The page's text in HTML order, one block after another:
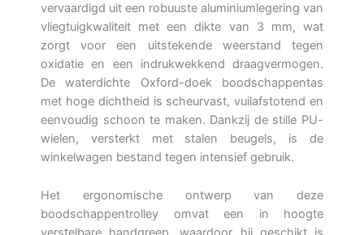
vervaardigd uit een robuuste aluminiumlegering van
vliegtuigkwaliteit met een dikte van 3 mm, wat
zorgt voor een uitstekende weerstand tegen
oxidatie en een indrukwekkend draagvermogen.
De waterdichte Oxford-doek boodschappentas
met hoge dichtheid is scheurvast, vuilafstotend en
eenvoudig schoon te maken. Dankzij de stille PU-
wielen, versterkt met stalen beugels, is de
winkelwagen bestand tegen intensief gebruik.
Het ergonomische ontwerp van deze
boodschappentrolley omvat een in hoogte